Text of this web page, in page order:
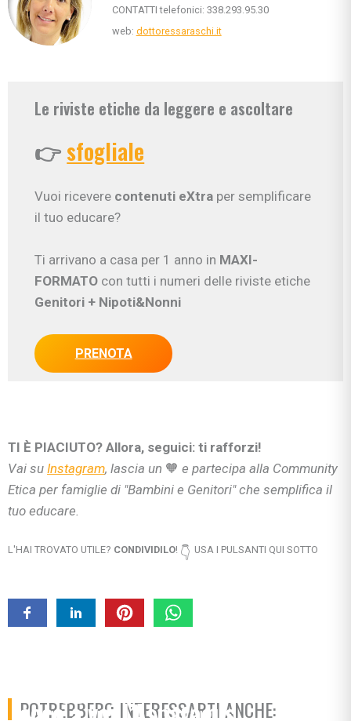
CONTATTI telefonici: 338.293.95.30
web: dottoressaraschi.it
Le riviste etiche da leggere e ascoltare
👉sfogliale
Vuoi ricevere contenuti eXtra per semplificare
il tuo educare?
Ti arrivano a casa per 1 anno in MAXI-
FORMATO con tutti i numeri delle riviste etiche
Genitori + Nipoti&Nonni
PRENOTA
TI È PIACIUTO? Allora, seguici: ti rafforzi!
Vai su Instagram, lascia un 🧡 e partecipa alla Community
Etica per famiglie di "Bambini e Genitori" che semplifica il
tuo educare.
L'HAI TROVATO UTILE? CONDIVIDILO! 👇 USA I PULSANTI QUI SOTTO
POTREBBERO INTERESSARTI ANCHE:
ecco a voi l’Asparagus